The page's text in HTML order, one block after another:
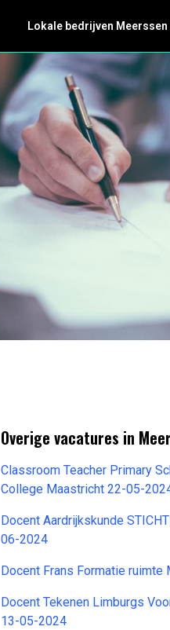
Lokale bedrijven Meerssen
Overige vacatures in
Classroom Teacher Primary
College Maastricht 22-05-
Docent Aardrijkskunde
06-2024
Docent Frans Formatie
Docent Tekenen Limburgs
13-05-2024